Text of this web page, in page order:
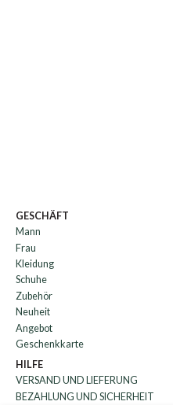
GESCHÄFT
Mann
Frau
Kleidung
Schuhe
Zubehör
Neuheit
Angebot
Geschenkkarte
HILFE
VERSAND UND LIEFERUNG
BEZAHLUNG UND SICHERHEIT